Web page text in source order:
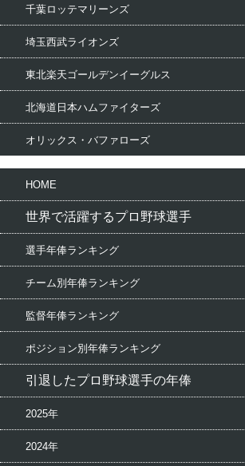
千葉ロッテマリーンズ
埼玉西武ライオンズ
東北楽天ゴールデンイーグルス
北海道日本ハムファイターズ
オリックス・バファローズ
HOME
世界で活躍するプロ野球選手
選手年俸ランキング
チーム別年俸ランキング
監督年俸ランキング
ポジション別年俸ランキング
引退したプロ野球選手の年俸
2025年
2024年